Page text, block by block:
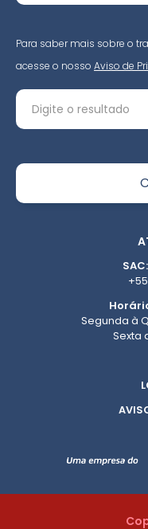
Para saber mais sobre o
acesse o nosso Aviso de
Segunda à
Sexta